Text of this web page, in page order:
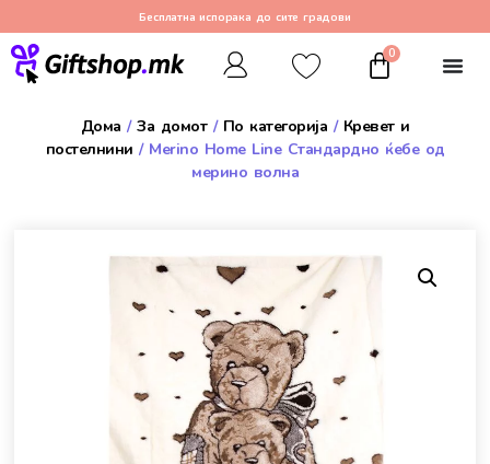
Бесплатна испорака до сите градови
0
Дома / За домот/ По категорија / Кревет и
постелнини / Merino Home Line Стандардно ќебе од
мерино волна